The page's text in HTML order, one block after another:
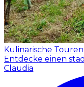
Kulinarische Touren
Entdecke einen
Claudia